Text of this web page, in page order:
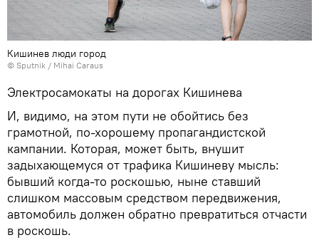
Кишинев люди город
© Sputnik / Mihai Caraus
Электросамокаты на дорогах Кишинева
И, видимо, на этом пути не обойтись без
грамотной, по-хорошему пропагандистской
кампании. Которая, может быть, внушит
задыхающемуся от трафика Кишиневу мысль:
бывший когда-то роскошью, ныне ставший
слишком массовым средством передвижения,
автомобиль должен обратно превратиться отчасти
в роскошь.